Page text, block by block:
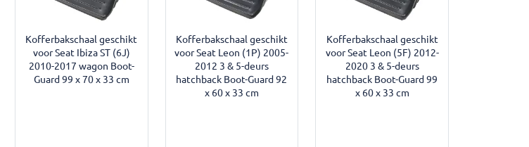
Kofferbakschaal geschikt
voor Seat Ibiza ST (6J)
2010-2017 wagon Boot-
Guard 99 x 70 x 33 cm
Kofferbakschaal geschikt
voor Seat Leon (1P) 2005-
2012 3 & 5-deurs
hatchback Boot-Guard 92
x 60 x 33 cm
Kofferbakschaal geschikt
voor Seat Leon (5F) 2012-
2020 3 & 5-deurs
hatchback Boot-Guard 99
x 60 x 33 cm